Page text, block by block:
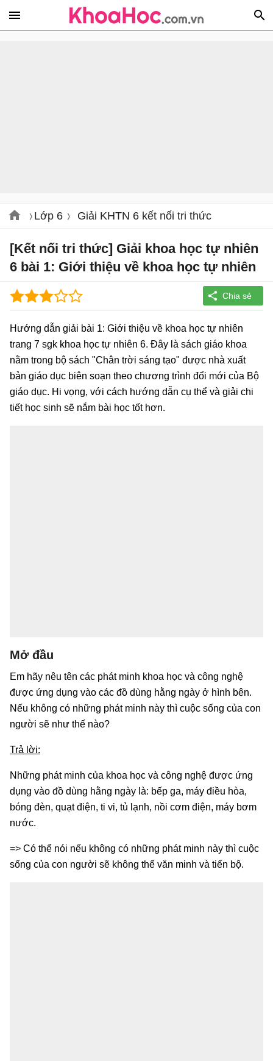
Lớp 6 Giải KHTN 6 kết nối tri thức
[Kết nối tri thức] Giải khoa học tự nhiên
6 bài 1: Giới thiệu về khoa học tự nhiên
Hướng dẫn giải bài 1: Giới thiệu về khoa học tự nhiên
trang 7 sgk khoa học tự nhiên 6. Đây là sách giáo khoa
nằm trong bộ sách "Chân trời sáng tạo" được nhà xuất
bản giáo dục biên soạn theo chương trình đổi mới của Bộ
giáo dục. Hi vọng, với cách hướng dẫn cụ thể và giải chi
tiết học sinh sẽ nắm bài học tốt hơn.
Mở đầu
Em hãy nêu tên các phát minh khoa học và công nghệ
được ứng dụng vào các đồ dùng hằng ngày ở hình bên.
Nếu không có những phát minh này thì cuộc sống của con
người sẽ như thế nào?
Trả lời:
Những phát minh của khoa học và công nghệ được ứng
dụng vào đồ dùng hằng ngày là: bếp ga, máy điều hòa,
bóng đèn, quạt điện, ti vi, tủ lạnh, nồi cơm điện, máy bơm
nước.
=> Có thể nói nếu không có những phát minh này thì cuộc
sống của con người sẽ không thể văn minh và tiến bộ.